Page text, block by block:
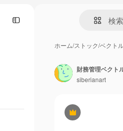
ホーム/ストック/ベクト
Premium
財務管理ベクト
siberianart